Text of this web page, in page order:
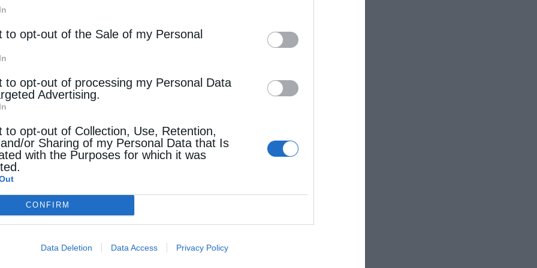
to opt-out of the Sale of my Personal
to opt-out of processing my Personal Data
Advertising.
to opt-out of Collection, Use, Retention,
or Sharing of my Personal Data that Is
with the Purposes for which it was
CONFIRM
Data Deletion Data Access Privacy Policy
7 Οκτωβρίου – Στο Ναύπλιο, καταδικάζεται σε
ο Γεώργιος Μαυρομιχάλης (1831)
6 Οκτωβρίου 2025
στρατεύματα αποτελούμενα από 1.000
άνδρες αποβιβάζονται στο Τζέρσεϊ και
εναντίον 3.000 υπερασπιστών. 1477: Αρχίζει
Χουάν Ροντρίγκες Καμπρίγιο